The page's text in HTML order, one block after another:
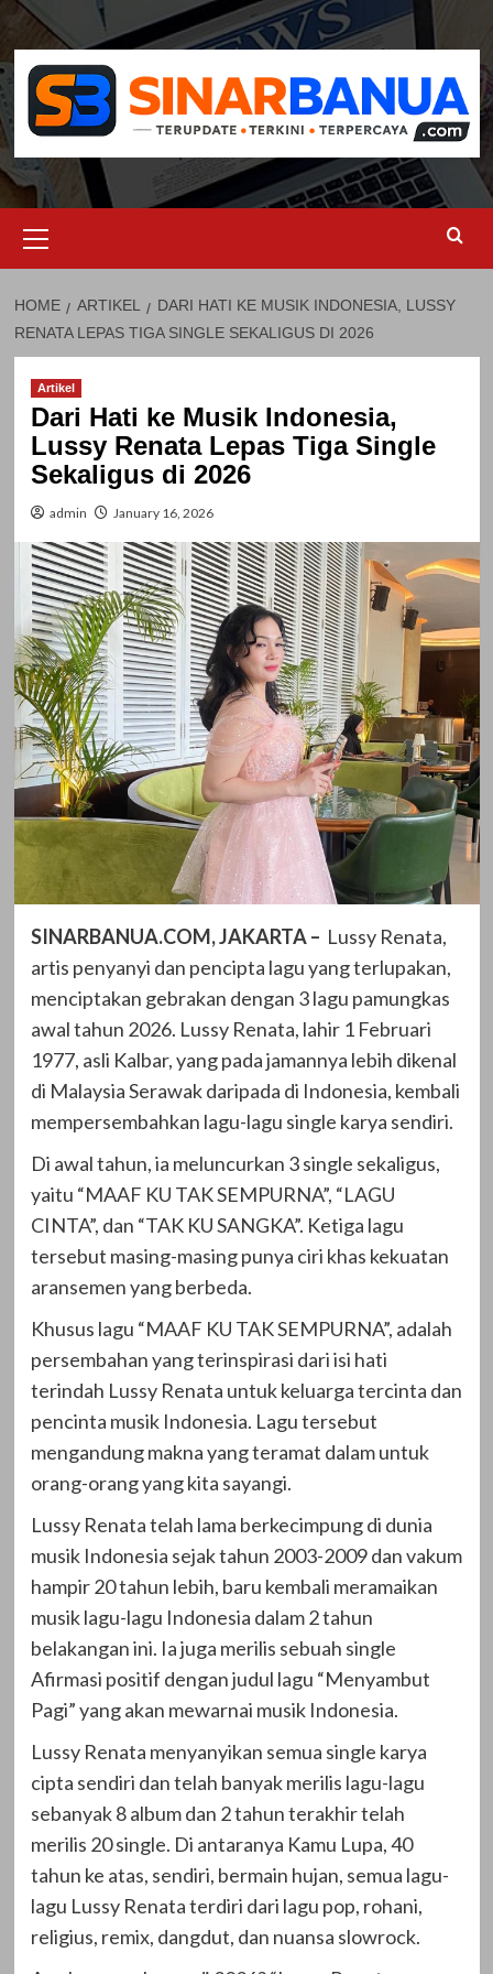
Skip
content
Menu
HOME ARTIKEL
DARI HATI KE MUSIK INDONESIA, LUSSY
RENATA LEPAS TIGA SINGLE SEKALIGUS DI 2026
Artikel
Dari Hati ke Musik Indonesia,
Lussy Renata Lepas Tiga Single
Sekaligus di 2026
admin January 16, 2026
SINARBANUA.COM, JAKARTA – Lussy Renata,
artis penyanyi dan pencipta lagu yang terlupakan,
menciptakan gebrakan dengan 3 lagu pamungkas
awal tahun 2026. Lussy Renata, lahir 1 Februari
1977, asli Kalbar, yang pada jamannya lebih dikenal
di Malaysia Serawak daripada di Indonesia, kembali
mempersembahkan lagu-lagu single karya sendiri.
Di awal tahun, ia meluncurkan 3 single sekaligus,
yaitu “MAAF KU TAK SEMPURNA”, “LAGU
CINTA”, dan “TAK KU SANGKA”. Ketiga lagu
tersebut masing-masing punya ciri khas kekuatan
aransemen yang berbeda.
Khusus lagu “MAAF KU TAK SEMPURNA”, adalah
persembahan yang terinspirasi dari isi hati
terindah Lussy Renata untuk keluarga tercinta dan
pencinta musik Indonesia. Lagu tersebut
mengandung makna yang teramat dalam untuk
orang-orang yang kita sayangi.
Lussy Renata telah lama berkecimpung di dunia
musik Indonesia sejak tahun 2003-2009 dan vakum
hampir 20 tahun lebih, baru kembali meramaikan
musik lagu-lagu Indonesia dalam 2 tahun
belakangan ini. Ia juga merilis sebuah single
Afirmasi positif dengan judul lagu “Menyambut
Pagi” yang akan mewarnai musik Indonesia.
Lussy Renata menyanyikan semua single karya
cipta sendiri dan telah banyak merilis lagu-lagu
sebanyak 8 album dan 2 tahun terakhir telah
merilis 20 single. Di antaranya Kamu Lupa, 40
tahun ke atas, sendiri, bermain hujan, semua lagu-
lagu Lussy Renata terdiri dari lagu pop, rohani,
religius, remix, dangdut, dan nuansa slowrock.